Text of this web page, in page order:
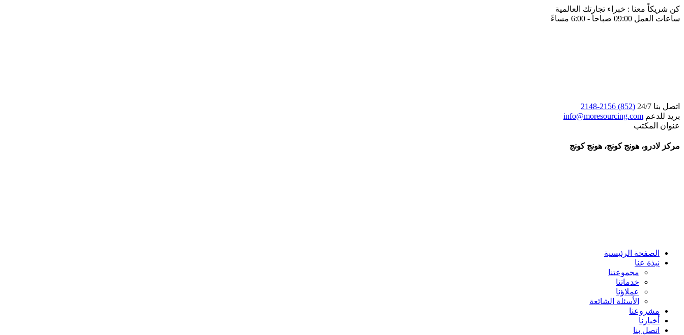
كن شريكاً معنا : خبراء تجارتك العالمية
ساعات العمل 09:00 صباحاً - 6:00 مساءً
اتصل بنا 24/7
(852) 2156-2148
بريد للدعم info@moresourcing.com
عنوان المكتب
مركز لادرو، هونج كونج، هونج كونج
الصفحة الرئيسية
نبذة عنا
مجموعتنا
خدماتنا
عملاؤنا
الأسئلة الشائعة
مشروعنا
أخبارنا
اتصل بنا